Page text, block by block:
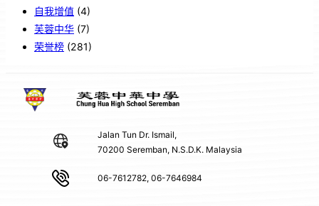
自我增值 (4)
芙蓉中华 (7)
荣誉榜 (281)
Jalan Tun Dr. Ismail,
70200 Seremban, N.S.D.K. Malaysia
06-7612782, 06-7646984